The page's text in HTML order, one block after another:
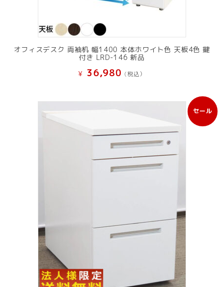
オフィスデスク 両袖机 幅1400 本体ホワイト色 天板4色 鍵
付き LRD-146 新品
¥ 36,980 (税込）
セール
販
売